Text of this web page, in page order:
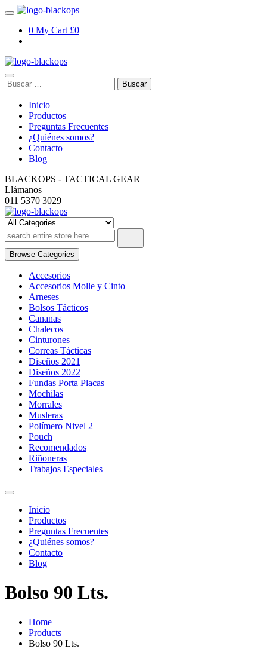
Skip
content0 My Cart £0
Buscar:
Inicio
Productos
Preguntas Frecuentes
¿Quiénes somos?
Contacto
Blog
BLACKOPS - TACTICAL GEAR
Llámanos
011 5370 3029
blackopsoficial.com.ar
Browse Categories
Accesorios
Accesorios Molle y Cinto
Arneses
Bolsos Tácticos
Cananas
Chalecos
Cinturones
Correas Tácticas
Diseños 2021
Diseños 2022
Fundas Porta Placas
Mochilas
Morrales
Musleras
Polímero Nivel 2
Pouch
Recomendados
Riñoneras
Trabajos Especiales
Inicio
Productos
Preguntas Frecuentes
¿Quiénes somos?
Contacto
Blog
Bolso 90 Lts.
Home
Products
Bolso 90 Lts.